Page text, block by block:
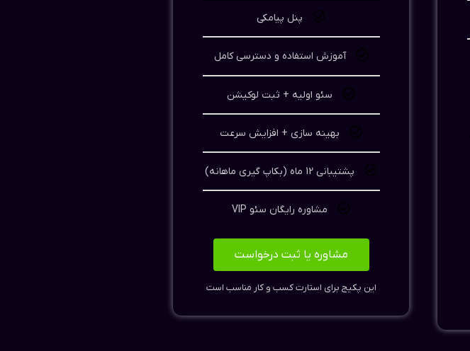
پنل پیامکی
آموزش استفاده و دسترسی کامل
سئو اولیه + ثبت لوکیشن
بهینه سازی + افزایش سرعت
پشتیبانی 12 ماه (بکاپ گیری ماهانه)
مشاوره رایگان سئو VIP
مشاوره یا ثبت درخواست
این پکیج برای استارت کسب و کار مناسب است